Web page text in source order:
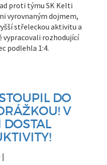
proti týmu SK Kelti
vyrovnaným dojmem,
střeleckou aktivitu a
vypracovali rozhodující
podlehla 1:4.
DO
V
|